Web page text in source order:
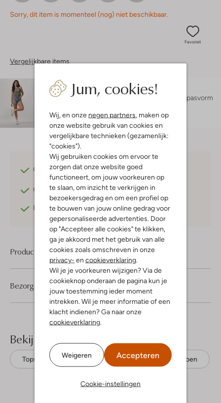
Jum, cookies!
Wij, en onze negen partners, maken op
onze website gebruik van cookies en
vergelijkbare technieken (gezamenlijk:
"cookies").
Wij gebruiken cookies om ervoor te
zorgen dat onze website goed
functioneert, om jouw voorkeuren op
te slaan, om inzicht te verkrijgen in
bezoekersgedrag en om een profiel op
te bouwen van jouw online gedrag voor
gepersonaliseerde advertenties. Door
op "Accepteer alle cookies" te klikken,
ga je akkoord met het gebruik van alle
cookies zoals omschreven in onze
privacy- en cookieverklaring.
Wil je je voorkeuren wijzigen? Via de
cookieknop onderaan de pagina kun je
jouw toestemming ieder moment
intrekken. Wil je meer informatie of een
klacht indienen? Ga naar onze
cookieverklaring.
Weigeren Accepteren
Cookie-instellingen
Sorry, dit item is momenteel (nog) niet beschikbaar.
Favoriet
Vergelijkbare items
Maatadvies
Zohra is 1 meter 70 lang en draagt maat s.
De pasvorm
Gratis verzendingvanaf €75,-
Gratis retournerenbinnen 30 dagen*
Betaal achterafmet Klarna
Product informatie
Bezorgen & retourneren
Bekijk meer
Tops Catwalk Junkie Biologisch katoen